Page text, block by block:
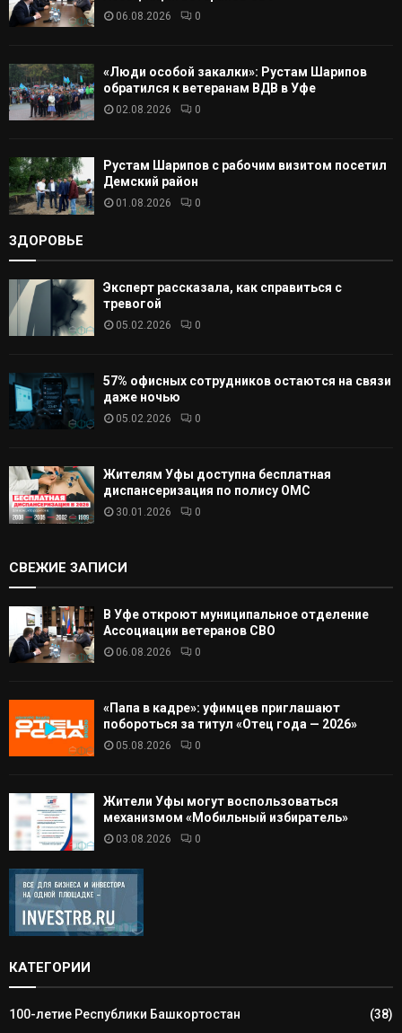
06.08.2026 0
«Люди особой закалки»: Рустам Шарипов
обратился к ветеранам ВДВ в Уфе
02.08.2026 0
Рустам Шарипов с рабочим визитом посетил
Демский район
01.08.2026 0
ЗДОРОВЬЕ
Эксперт рассказала, как справиться с
тревогой
05.02.2026 0
57% офисных сотрудников остаются на связи
даже ночью
05.02.2026 0
Жителям Уфы доступна бесплатная
диспансеризация по полису ОМС
30.01.2026 0
СВЕЖИЕ ЗАПИСИ
В Уфе откроют муниципальное отделение
Ассоциации ветеранов СВО
06.08.2026 0
«Папа в кадре»: уфимцев приглашают
побороться за титул «Отец года — 2026»
05.08.2026 0
Жители Уфы могут воспользоваться
механизмом «Мобильный избиратель»
03.08.2026 0
КАТЕГОРИИ
100-летие Республики Башкортостан
(38)